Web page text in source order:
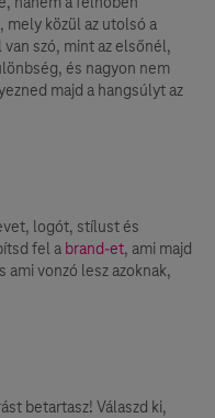
mely közül az utolsó a
szó, mint az elsőnél,
és nagyon nem
majd a hangsúlyt az
logót, stílust és
fel a brand-et, ami majd
vonzó lesz azoknak,
betartasz! Válaszd ki,